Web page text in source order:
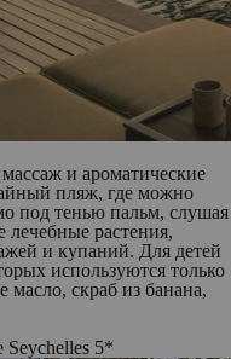
и ароматические
пляж, где можно
под тенью пальм, слушая
растения,
и купаний. Для детей
используются только
масло, скраб из банана,
Seychelles 5*